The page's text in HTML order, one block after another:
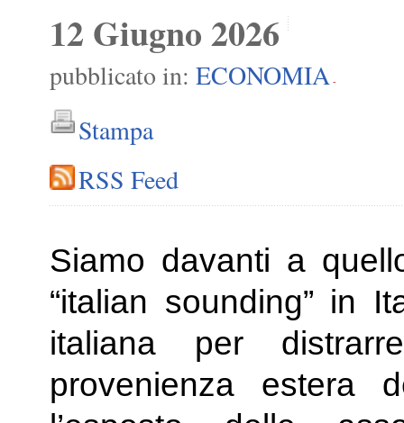
12 Giugno 2026
pubblicato in: ECONOMIA -
Stampa
RSS Feed
Siamo davanti a
“italian sounding” in
italiana per
provenienza estera